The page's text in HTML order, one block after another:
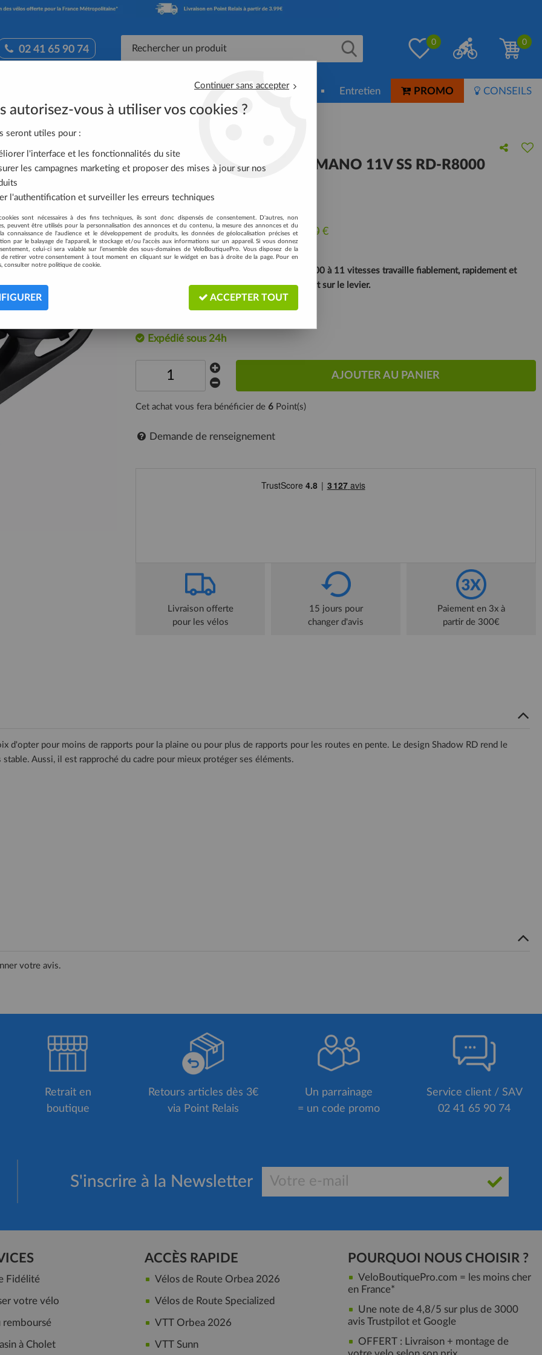
02 41 65 90 74
0 0
Équipement Cycliste Nutrition-Soin Entretien PROMO CONSEILS
Arrière SHIMANO 11v SS RD-R8000 Ultegra
DÉRAILLEUR ARRIÈRE SHIMANO 11V SS RD-R8000
Soyez le premier à donner votre avis !
94,00 €TTC au lieu de101,40 €
Réf. :IRDR8000SS
Le dérailleur arrière Shimano Ultegra RD-R8000 à 11 vitesses travaille fiablement, rapidement et
précisément, sans vous demander de taper fort sur le levier.
Expédié sous 24h
AJOUTER AU PANIER
Cet achat vous fera bénéficier de 6 Point(s)
Demande de renseignement
Livraison offerte
pour les vélos
15 jours pour
changer d'avis
Paiement en 3x à
partir de 300€
d'opter pour moins de rapports pour la plaine ou pour plus de rapports pour les routes en pente. Le design Shadow RD rend le
Aussi, il est rapproché du cadre pour mieux protéger ses éléments.
votre avis.
Retrait en
boutique
Retours articles dès 3€
via Point Relais
Un parrainage
= un code promo
Service client / SAV
02 41 65 90 74
S'inscrire à la Newsletter
Fidélité
votre vélo
remboursé
à Cholet
ACCÈS RAPIDE
Vélos de Route Orbea 2026
Vélos de Route Specialized
VTT Orbea 2026
VTT Sunn
POURQUOI NOUS CHOISIR ?
VeloBoutiquePro.com = les moins cher
en France*
Une note de 4,8/5 sur plus de 3000
avis Trustpilot et Google
OFFERT : Livraison + montage de
Continuer sans accepter
autorisez-vous à utiliser vos cookies ?
seront utiles pour :
l'interface et les fonctionnalités du site
les campagnes marketing et proposer des mises à jour sur nos
l'authentification et surveiller les erreurs techniques
sont nécessaires à des fins techniques, ils sont donc dispensés de consentement. D'autres, non
peuvent être utilisés pour la personnalisation des annonces et du contenu, la mesure des annonces et du
connaissance de l'audience et le développement de produits, les données de géolocalisation précises et
par le balayage de l'appareil, le stockage et/ou l'accès aux informations sur un appareil. Si vous donnez
celui-ci sera valable sur l’ensemble des sous-domaines de VeloBoutiquePro. Vous disposez de la
de retirer votre consentement à tout moment en cliquant sur le widget en bas à droite de la page. Pour en
consulter notre politique de cookie.
ACCEPTER TOUT